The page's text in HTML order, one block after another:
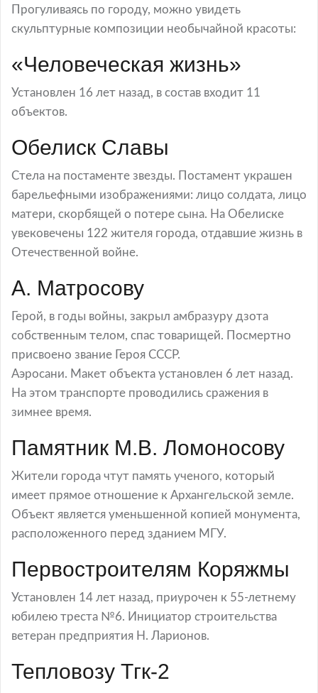
Прогуливаясь по городу, можно увидеть
скульптурные композиции необычайной красоты:
«Человеческая жизнь»
Установлен 16 лет назад, в состав входит 11
объектов.
Обелиск Славы
Стела на постаменте звезды. Постамент украшен
барельефными изображениями: лицо солдата, лицо
матери, скорбящей о потере сына. На Обелиске
увековечены 122 жителя города, отдавшие жизнь в
Отечественной войне.
А. Матросову
Герой, в годы войны, закрыл амбразуру дзота
собственным телом, спас товарищей. Посмертно
присвоено звание Героя СССР.
Аэросани. Макет объекта установлен 6 лет назад.
На этом транспорте проводились сражения в
зимнее время.
Памятник М.В. Ломоносову
Жители города чтут память ученого, который
имеет прямое отношение к Архангельской земле.
Объект является уменьшенной копией монумента,
расположенного перед зданием МГУ.
Первостроителям Коряжмы
Установлен 14 лет назад, приурочен к 55-летнему
юбилею треста №6. Инициатор строительства
ветеран предприятия Н. Ларионов.
Тепловозу Тгк-2